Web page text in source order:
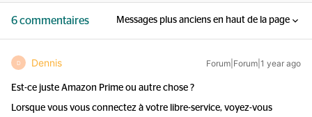
6 commentaires Messages plus anciens en haut de la page
D Dennis Forum|Forum|1 year ago
Est-ce juste Amazon Prime ou autre chose ?
Lorsque vous vous connectez à votre libre-service, voyez-vous